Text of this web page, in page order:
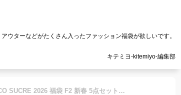
ウターなどがたくさん入ったファッション福袋が欲しいです。
キテミヨ-kitemiyo-編集部
【送料無料】【メール便不可】RiCO SUCRE 2026 福袋 F2 新春 5点セット アウター トップス ボトムス 子供服 女の子 小学生 中学生 ファッション キッズ ジュニア 韓国子供服 大人っぽい ダンス 130cm 140cm 150cm 160cm